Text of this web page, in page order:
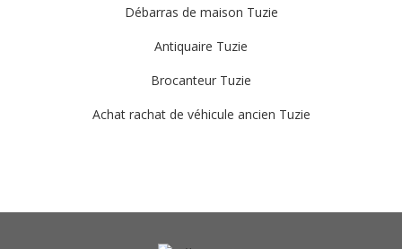
Débarras de maison Tuzie
Antiquaire Tuzie
Brocanteur Tuzie
Achat rachat de véhicule ancien Tuzie